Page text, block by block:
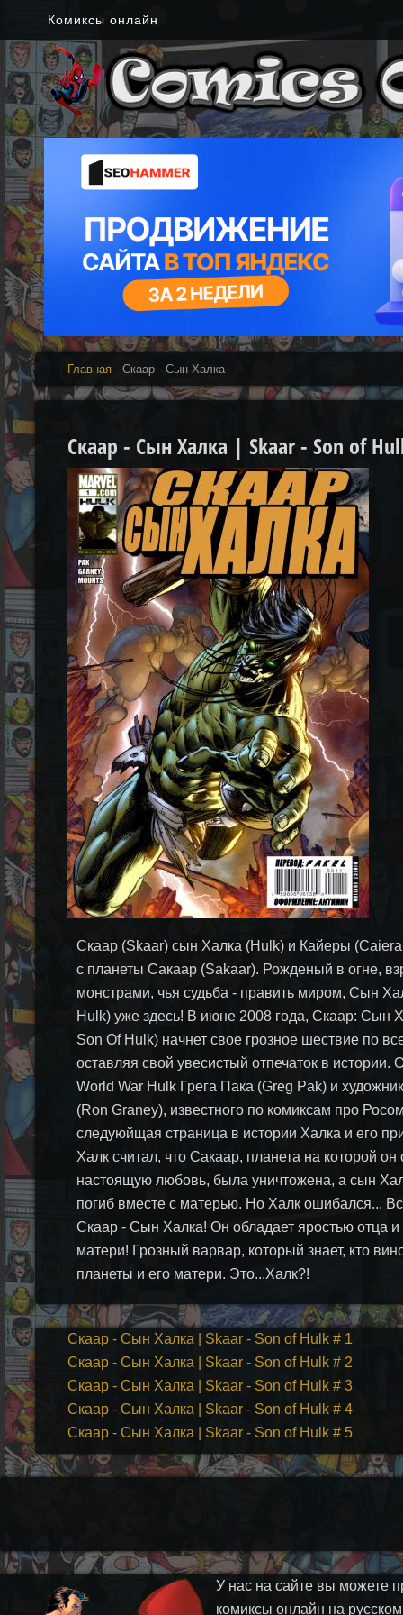
Комиксы онлайн
Главная - Скаар - Сын Халка
Скаар - Сын Халка | Skaar - Son of
Скаар (Skaar) сын Халка (Hulk) и Кайеры
с планеты Сакаар (Sakaar). Рожденый в огне,
монстрами, чья судьба - править миром, Сын
Hulk) уже здесь! В июне 2008 года, Скаар: Сын
Son Of Hulk) начнет свое грозное шествие по
оставляя свой увесистый отпечаток в истории.
World War Hulk Грега Пака (Greg Pak) и
(Ron Graney), известного по комиксам про
следуюйщая страница в истории Халка и его
Халк считал, что Сакаар, планета на которой он
настоящую любовь, была уничтожена, а сын
погиб вместе с матерью. Но Халк ошибался...
Скаар - Сын Халка! Он обладает яростью отца
матери! Грозный варвар, который знает, кто
планеты и его матери. Это...Халк?!
Скаар - Сын Халка | Skaar - Son of Hulk # 1
Скаар - Сын Халка | Skaar - Son of Hulk # 2
Скаар - Сын Халка | Skaar - Son of Hulk # 3
Скаар - Сын Халка | Skaar - Son of Hulk # 4
Скаар - Сын Халка | Skaar - Son of Hulk # 5
У нас на сайте вы можете
комиксы онлайн на